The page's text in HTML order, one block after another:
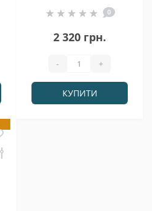
0
2 320 грн.
- +
КУПИТИ